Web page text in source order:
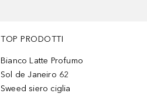
TOP PRODOTTI
Bianco Latte Profumo
Sol de Janeiro 62
Sweed siero ciglia